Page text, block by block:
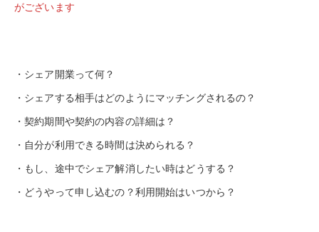
がございます
・シェア開業って何？
・シェアする相手はどのようにマッチングされるの？
・契約期間や契約の内容の詳細は？
・自分が利用できる時間は決められる？
・もし、途中でシェア解消したい時はどうする？
・どうやって申し込むの？利用開始はいつから？